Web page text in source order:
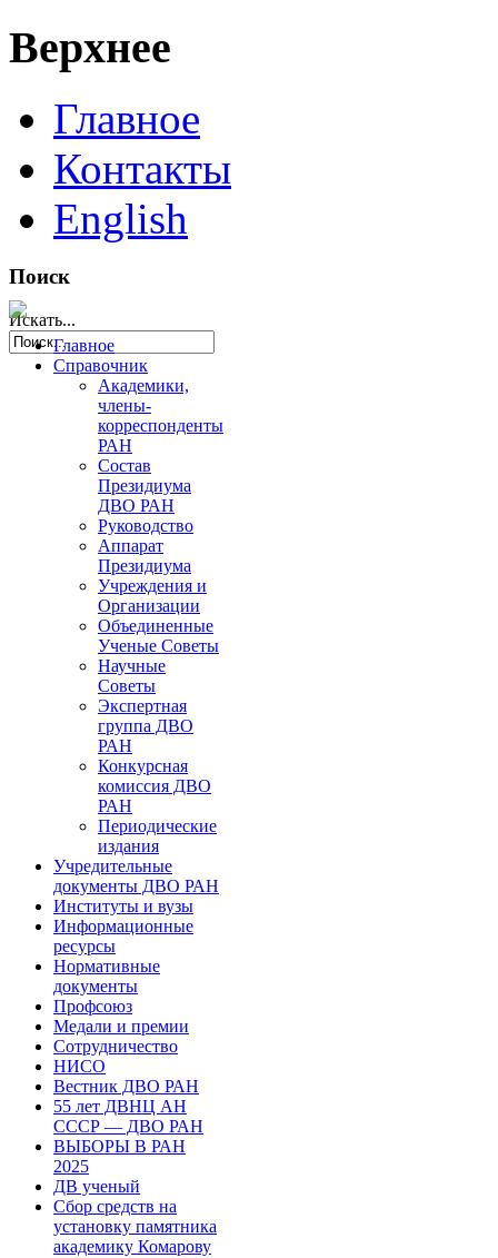
Верхнее
Главное
Контакты
English
Поиск
Искать...
Главное
Справочник
Академики,
члены-
корреспонденты
РАН
Состав
Президиума
ДВО РАН
Руководство
Аппарат
Президиума
Учреждения и
Организации
Объединенные
Ученые Советы
Научные
Советы
Экспертная
группа ДВО
РАН
Конкурсная
комиссия ДВО
РАН
Периодические
издания
Учредительные
документы ДВО РАН
Институты и вузы
Информационные
ресурсы
Нормативные
документы
Профсоюз
Медали и премии
Сотрудничество
НИСО
Вестник ДВО РАН
55 лет ДВНЦ АН
СССР — ДВО РАН
ВЫБОРЫ В РАН
2025
ДВ ученый
Сбор средств на
установку памятника
академику Комарову